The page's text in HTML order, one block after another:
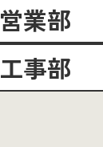
営業部
工事部